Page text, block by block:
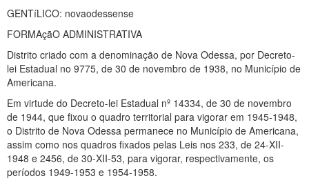
GENTíLICO: novaodessense
FORMAçãO ADMINISTRATIVA
Distrito criado com a denominação de Nova Odessa, por Decreto-
lei Estadual no 9775, de 30 de novembro de 1938, no Município de
Americana.
Em virtude do Decreto-lei Estadual nº 14334, de 30 de novembro
de 1944, que fixou o quadro territorial para vigorar em 1945-1948,
o Distrito de Nova Odessa permanece no Município de Americana,
assim como nos quadros fixados pelas Leis nos 233, de 24-XII-
1948 e 2456, de 30-XII-53, para vigorar, respectivamente, os
períodos 1949-1953 e 1954-1958.